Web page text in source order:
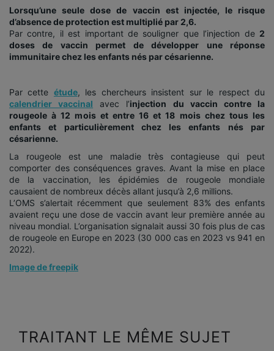
Lorsqu’une seule dose de vaccin est injectée, le risque
d’absence de protection est multiplié par 2,6.
Par contre, il est important de souligner que l’injection de 2
doses de vaccin permet de développer une réponse
immunitaire chez les enfants nés par césarienne.
Par cette étude, les chercheurs insistent sur le respect du
calendrier vaccinal avec l’injection du vaccin contre la
rougeole à 12 mois et entre 16 et 18 mois chez tous les
enfants et particulièrement chez les enfants nés par
césarienne.
La rougeole est une maladie très contagieuse qui peut
comporter des conséquences graves. Avant la mise en place
de la vaccination, les épidémies de rougeole mondiale
causaient de nombreux décès allant jusqu’à 2,6 millions.
L’OMS s’alertait récemment que seulement 83% des enfants
avaient reçu une dose de vaccin avant leur première année au
niveau mondial. L’organisation signalait aussi 30 fois plus de cas
de rougeole en Europe en 2023 (30 000 cas en 2023 vs 941 en
2022).
Image de freepik
TRAITANT LE MÊME SUJET